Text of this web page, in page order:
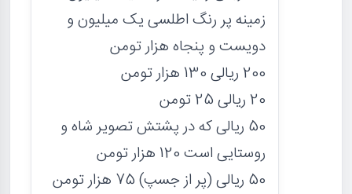
زمینه پر رنگ اطلسی یک میلیون و
دویست و پنجاه هزار تومن
200 ریالی 130 هزار تومن
20 ریالی 25 تومن
50 ریالی که در پشتش تصویر شاه و
روستایی است 120 هزار تومن
50 ریالی (پر از جسپ) 75 هزار تومن